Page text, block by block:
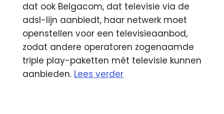
dat ook Belgacom, dat televisie via de
adsl-lijn aanbiedt, haar netwerk moet
openstellen voor een televisieaanbod,
zodat andere operatoren zogenaamde
triple play-paketten mét televisie kunnen
aanbieden. Lees verder